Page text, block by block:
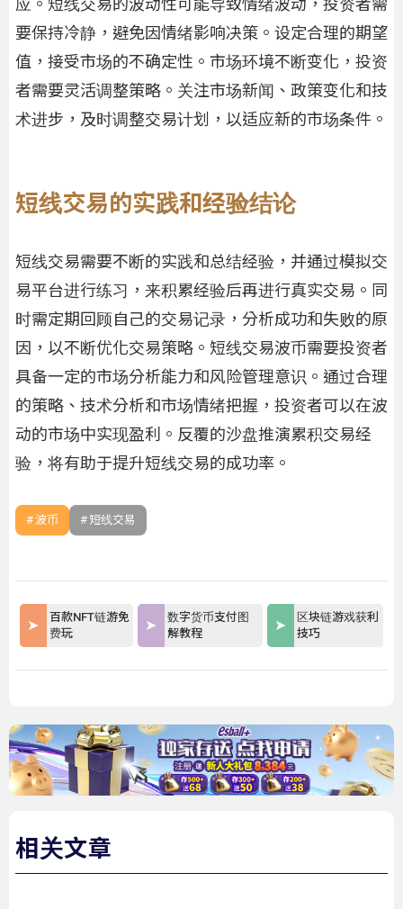
应。短线交易的波动性可能导致情绪波动，投资者需
要保持冷静，避免因情绪影响决策。设定合理的期望
值，接受市场的不确定性。市场环境不断变化，投资
者需要灵活调整策略。关注市场新闻、政策变化和技
术进步，及时调整交易计划，以适应新的市场条件。
短线交易的实践和经验结论
短线交易需要不断的实践和总结经验，并通过模拟交
易平台进行练习，来积累经验后再进行真实交易。同
时需定期回顾自己的交易记录，分析成功和失败的原
因，以不断优化交易策略。短线交易波币需要投资者
具备一定的市场分析能力和风险管理意识。通过合理
的策略、技术分析和市场情绪把握，投资者可以在波
动的市场中实现盈利。反覆的沙盘推演累积交易经
验，将有助于提升短线交易的成功率。
波币 短线交易
百款NFT链游免
费玩
数字货币支付图
解教程
区块链游戏获利
技巧
相关文章